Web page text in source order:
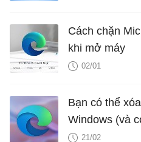
Cách chặn
khi mở máy
02/01
Bạn có thể
Windows (và
21/02